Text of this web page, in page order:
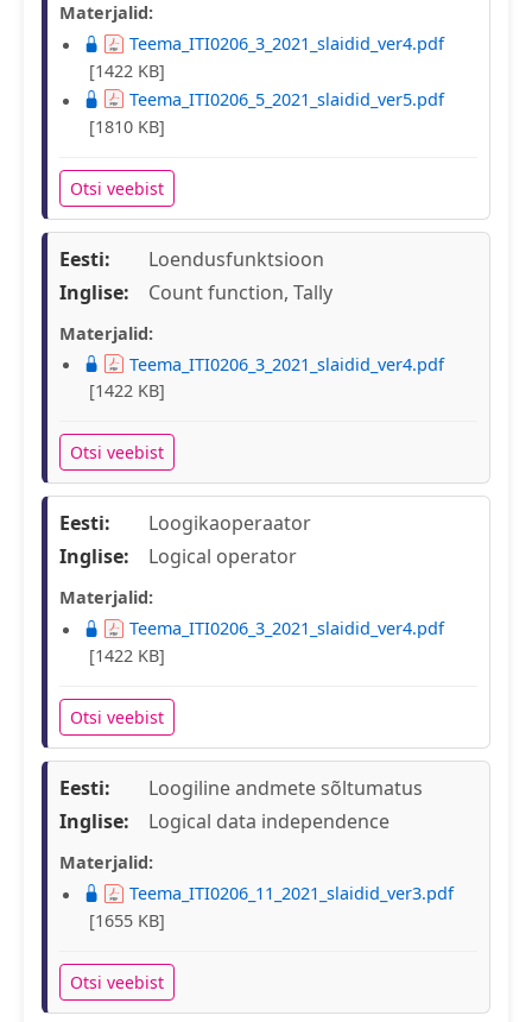
Materjalid:
Teema_ITI0206_3_2021_slaidid_ver4.pdf
[1422 KB]
Teema_ITI0206_5_2021_slaidid_ver5.pdf
[1810 KB]
Otsi veebist
Eesti:
Loendusfunktsioon
Inglise:
Count function, Tally
Materjalid:
Teema_ITI0206_3_2021_slaidid_ver4.pdf
[1422 KB]
Otsi veebist
Eesti:
Loogikaoperaator
Inglise:
Logical operator
Materjalid:
Teema_ITI0206_3_2021_slaidid_ver4.pdf
[1422 KB]
Otsi veebist
Eesti:
Loogiline andmete sõltumatus
Inglise:
Logical data independence
Materjalid:
Teema_ITI0206_11_2021_slaidid_ver3.pdf
[1655 KB]
Otsi veebist